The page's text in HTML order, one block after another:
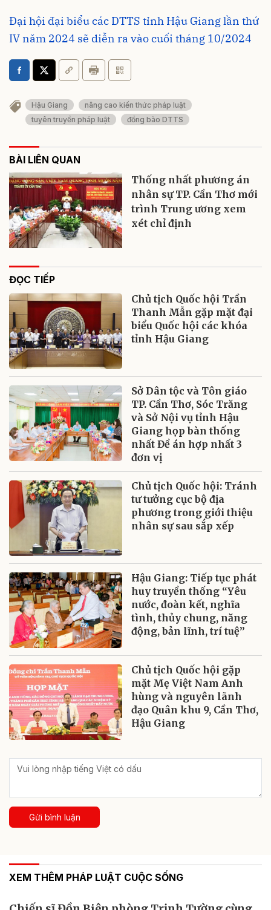
Đại hội đại biểu các DTTS tỉnh Hậu Giang lần thứ
IV năm 2024 sẽ diễn ra vào cuối tháng 10/2024
Hậu Giang
nâng cao kiến thức pháp luật
tuyên truyền pháp luật
đồng bào DTTS
BÀI LIÊN QUAN
Thống nhất phương án
nhân sự TP. Cần Thơ mới
trình Trung ương xem
xét chỉ định
ĐỌC TIẾP
Chủ tịch Quốc hội Trần
Thanh Mẫn gặp mặt đại
biểu Quốc hội các khóa
tỉnh Hậu Giang
Sở Dân tộc và Tôn giáo
TP. Cần Thơ, Sóc Trăng
và Sở Nội vụ tỉnh Hậu
Giang họp bàn thống
nhất Đề án hợp nhất 3
đơn vị
Chủ tịch Quốc hội: Tránh
tư tưởng cục bộ địa
phương trong giới thiệu
nhân sự sau sắp xếp
Hậu Giang: Tiếp tục phát
huy truyền thống “Yêu
nước, đoàn kết, nghĩa
tình, thủy chung, năng
động, bản lĩnh, trí tuệ”
Chủ tịch Quốc hội gặp
mặt Mẹ Việt Nam Anh
hùng và nguyên lãnh
đạo Quân khu 9, Cần Thơ,
Hậu Giang
Gửi bình luận
XEM THÊM PHÁP LUẬT CUỘC SỐNG